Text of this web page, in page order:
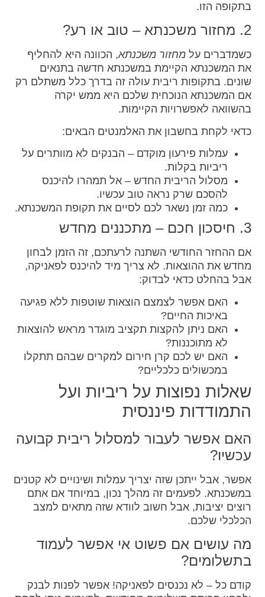
בתקופה הזו.
2. מחזור משכנתא – טוב או רע?
כשמדברים על מחזור משכנתא, הכוונה היא להחליף
את המשכנתא הקיימת במשכנתא חדשה בתנאים
שונים. בתקופות ריבית עולה זה בדרך כלל משתלם רק
אם המשכנתא הנוכחית שלכם היא ממש יקרה
בהשוואה לאפשרויות הקיימות.
כדאי לקחת בחשבון את האלמנטים הבאים:
עמלות פירעון מוקדם – הבנקים לא מוותרים על
ריביות בקלות.
מסלול הריבית החדש – אל תמהרו להיכנס
להסכם שרק נראה טוב עכשיו.
כמה זמן נשאר לכם לסיים את תקופת המשכנתא.
3. חיסכון חכם – מתכננים מחדש
אם ההחזר החודשי השתנה לרעתכם, זה הזמן לבחון
מחדש את ההוצאות. לא צריך מיד להיכנס לפאניקה,
אבל בהחלט כדאי לבדוק:
האם אפשר לצמצם הוצאות שוטפות ללא פגיעה
באיכות החיים?
האם ניתן להקצות תקציב מוגדר מראש להוצאות
לא מתוכננות?
האם יש לכם קרן חירום למקרים שבהם תתקלו
במכשולים כלכליים?
שאלות נפוצות על ריביות ועל
התמודדות פיננסית
האם אפשר לעבור למסלול ריבית קבועה
עכשיו?
אפשר, אבל ייתכן שזה יצריך עמלות ושינויים לא קטנים
במשכנתא. לפעמים זה מהלך נכון, במיוחד אם אתם
רוצים יציבות, אבל חשוב לוודא שזה מתאים למצב
הכלכלי שלכם.
מה עושים אם פשוט אי אפשר לעמוד
בתשלומים?
קודם כל – לא נכנסים לפאניקה! אפשר לפנות לבנק